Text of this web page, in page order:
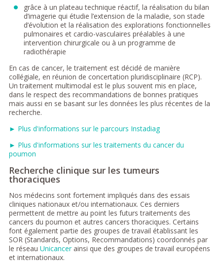
grâce à un plateau technique réactif, la réalisation du bilan
d’imagerie qui étudie l’extension de la maladie, son stade
d’évolution et la réalisation des explorations fonctionnelles
pulmonaires et cardio-vasculaires préalables à une
intervention chirurgicale ou à un programme de
radiothérapie
En cas de cancer, le traitement est décidé de manière
collégiale, en réunion de concertation pluridisciplinaire (RCP).
Un traitement multimodal est le plus souvent mis en place,
dans le respect des recommandations de bonnes pratiques
mais aussi en se basant sur les données les plus récentes de la
recherche.
► Plus d'informations sur le parcours Instadiag
► Plus d'informations sur les traitements du cancer du
poumon
Recherche clinique sur les tumeurs
thoraciques
Nos médecins sont fortement impliqués dans des essais
cliniques nationaux et/ou internationaux. Ces derniers
permettent de mettre au point les futurs traitements des
cancers du poumon et autres cancers thoraciques. Certains
font également partie des groupes de travail établissant les
SOR (Standards, Options, Recommandations) coordonnés par
le réseau Unicancerainsi que des groupes de travail européens
et internationaux.